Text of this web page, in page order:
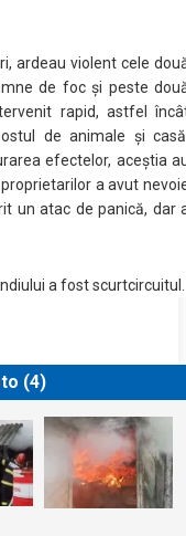
ardeau violent cele
de foc și peste
rapid, astfel
de animale și
efectelor, aceștia
a avut
un atac de panică, dar
a fost scurtcircuitul.
(4)